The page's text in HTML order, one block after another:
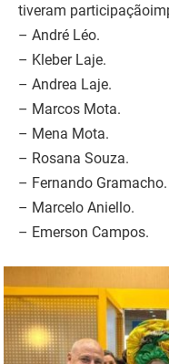
tiveram
– André Léo.
– Kleber Laje.
– Andrea Laje.
– Marcos Mota.
– Mena Mota.
– Rosana Souza.
– Fernando Gramacho.
– Marcelo Aniello.
– Emerson Campos.